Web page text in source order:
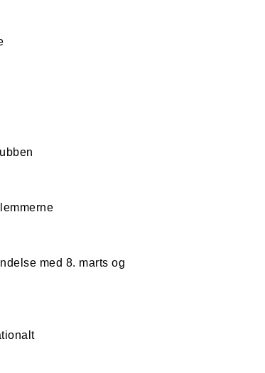
med 8. marts og